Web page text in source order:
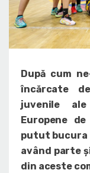
După cum
încărcate
juvenile
Europene
putut bucura
având parte
din aceste